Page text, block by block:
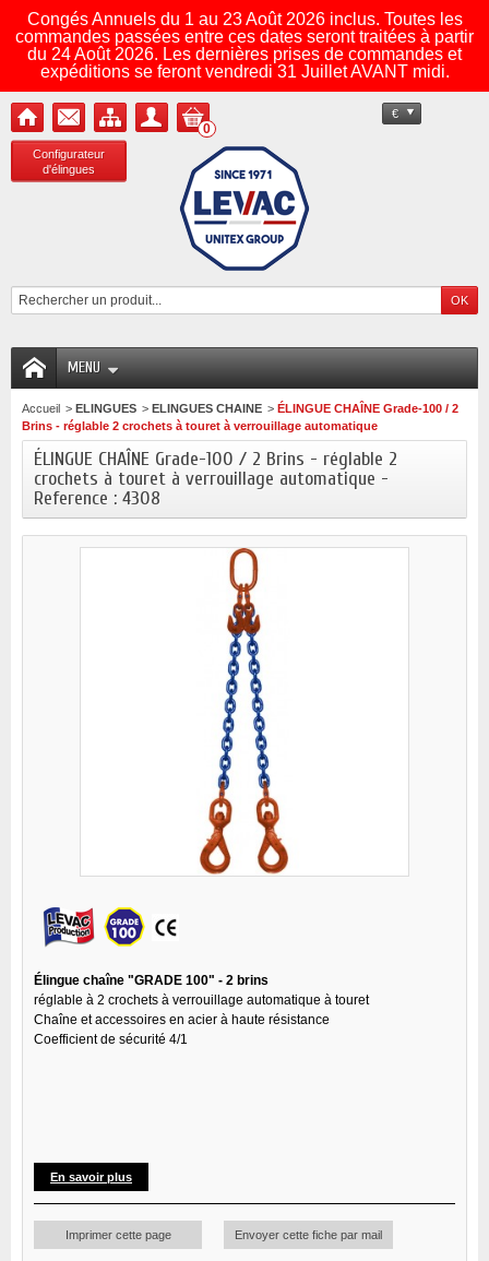
Congés Annuels du 1 au 23 Août 2026 inclus. Toutes les
commandes passées entre ces dates seront traitées à partir
du 24 Août 2026. Les dernières prises de commandes et
expéditions se feront vendredi 31 Juillet AVANT midi.
Configurateur
d'élingues
€
0
MENU
Accueil > ELINGUES > ELINGUES CHAINE > ÉLINGUE CHAÎNE Grade-100 / 2
Brins - réglable 2 crochets à touret à verrouillage automatique
ÉLINGUE CHAÎNE Grade-100 / 2 Brins - réglable 2
crochets à touret à verrouillage automatique -
Reference : 4308
Élingue chaîne "GRADE 100" - 2 brins
réglable à 2 crochets à verrouillage automatique à touret
Chaîne et accessoires en acier à haute résistance
Coefficient de sécurité 4/1
En savoir plus
Imprimer cette page Envoyer cette fiche par mail